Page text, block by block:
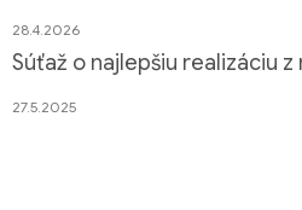
28.4.2026
Súťaž o najlepšiu realizáciu
27.5.2025